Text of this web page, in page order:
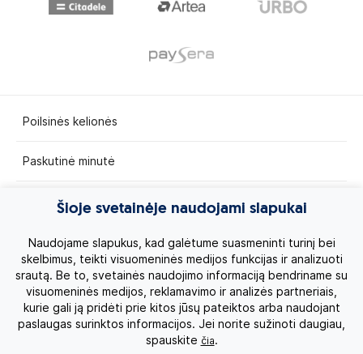
Poilsinės kelionės
Paskutinė minutė
Egzotinės kelionės
Kruizai
Kelionės po Lietuvą
Apie mus
Šioje svetainėje naudojami slapukai
Naudojame slapukus, kad galėtume suasmeninti turinį bei
skelbimus, teikti visuomeninės medijos funkcijas ir analizuoti
srautą. Be to, svetainės naudojimo informaciją bendriname su
visuomeninės medijos, reklamavimo ir analizės partneriais,
kurie gali ją pridėti prie kitos jūsų pateiktos arba naudojant
paslaugas surinktos informacijos. Jei norite sužinoti daugiau,
spauskite čia.